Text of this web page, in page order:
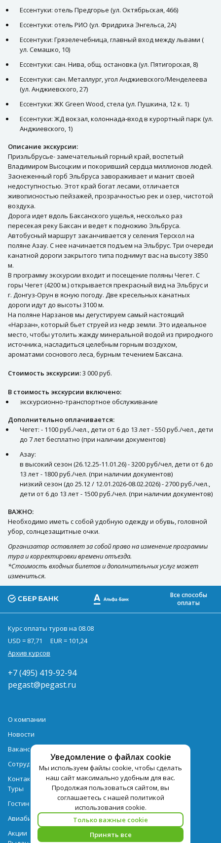
Ессентуки: отель Предгорье (ул. Октябрьская, 466)
Ессентуки: отель РИО (ул. Фридриха Энгельса, 2А)
Ессентуки: Грязелечебница, главный вход между львами (
ул. Семашко, 10)
Ессентуки: сан. Нива, общ. остановка (ул. Пятигорская, 8)
Ессентуки: сан. Металлург, угол Анджиевского/Менделеева
(ул. Анджиевского, 27)
Ессентуки: ЖК Green Wood, стела (ул. Пушкина, 12 к. 1)
Ессентуки: ЖД вокзал, колоннада-вход в курортный парк (ул.
Анджиевского, 1)
Описание экскурсии:
Приэльбрусье- замечательный горный край, воспетый
Владимиром Высоцким и покоривший сердца миллионов людей.
Заснеженный горб Эльбруса завораживает и манит своей
недоступностью. Этот край богат лесами, отличается
живописностью пейзажей, прозрачностью рек и озер, чистотой
воздуха.
Дорога идет вдоль Баксанского ущелья, несколько раз
пересекая реку Баксан и ведет к подножию Эльбруса.
Автобусный маршрут заканчивается у селения Терскол на
поляне Азау. С нее начинается подъем на Эльбрус. Три очереди
канатной дороги закрытого типа поднимут вас на высоту 3850
м.
В программу экскурсии входит и посещение поляны Чегет. С
горы Чегет (4200 м.) открывается прекрасный вид на Эльбрус и
г. Донгуз-Орун в ясную погоду. Две кресельных канатных
дороги идут до высоты 3100 м.
На поляне Нарзанов мы дегустируем самый настоящий
«Нарзан», который бьет струей из недр земли. Это идеальное
место, чтобы утолить жажду минеральной водой из природного
источника, насладиться целебным горным воздухом,
ароматами соснового леса, бурным течением Баксана.
Стоимость экскурсии:3 000 руб.
В стоимость экскурсии включено:
экскурсионно-транспортное обслуживание
Дополнительно оплачивается:
Чегет: - 1100 руб./чел., дети от 6 до 13 лет - 550 руб./чел., дети
до 7 лет бесплатно (при наличии документов)
Азау:
в высокий сезон (26.12.25-11.01.26) - 3200 руб/чел, дети от 6 до
13 лет - 1800 руб./чел. (при наличии документов)
низкий сезон (до 25.12 / 12.01.2026-08.02.2026) - 2700 руб./чел.,
дети от 6 до 13 лет - 1500 руб./чел. (при наличии документов)
ВАЖНО:
Необходимо иметь с собой удобную одежду и обувь, головной
убор, солнцезащитные очки.
Организатор оставляет за собой право на изменение программы
тура и корректировки времени отъезда.
*Стоимость входных билетов и дополнительных услуг может
измениться.
Уведомление о файлах cookie
Мы используем файлы cookie, чтобы сделать
наш сайт максимально удобным для вас.
Продолжая пользоваться сайтом, вы
соглашаетесь с нашей политикой
использования cookie.
Только важные cookie
Принять все
Все способы
оплаты
Курс оплаты туров на 08.08
USD = 87,71
EUR = 101,24
Архив курсов
+7 (495) 419-92-94
pegast@pegast.ru
О компании
Новости
Вакансии
Сотрудничество
Контактная информация
Туры
Гостиницы
Авиабилеты
Акции